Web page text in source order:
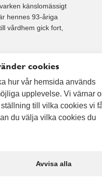
känslomässigt
hennes 93-åriga
vårdhem gick fort,
snabbt. Livet kan
för familjen. Mitt i
Jimmy hade
cookies
hur vår hemsida används
upplevelse. Vi värnar
till vilka cookies vi
du välja vilka cookies du
Avvisa alla